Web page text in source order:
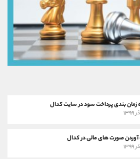
بندی پرداخت سود در سایت کدال
صورت های مالی در کدال